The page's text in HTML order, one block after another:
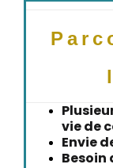
vie de
Envie
Besoin